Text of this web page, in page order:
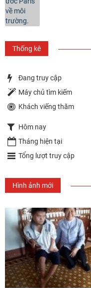
Thống kê
Đang truy cập
Máy chủ tìm kiếm
Khách viếng thăm
Hôm nay
Tháng hiện tại
Tổng lượt truy cập
Hình ảnh mới